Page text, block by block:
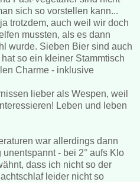
sich so vorstellen kann...
trotzdem, auch weil wir doch
mussten, als es dann
wurde. Sieben Bier sind auch
so ein kleiner Stammtisch
Charme - inklusive
lieber als Wespen, weil
Leben und leben
war allerdings dann
- bei 2° aufs Klo
dass ich nicht so der
leider nicht so